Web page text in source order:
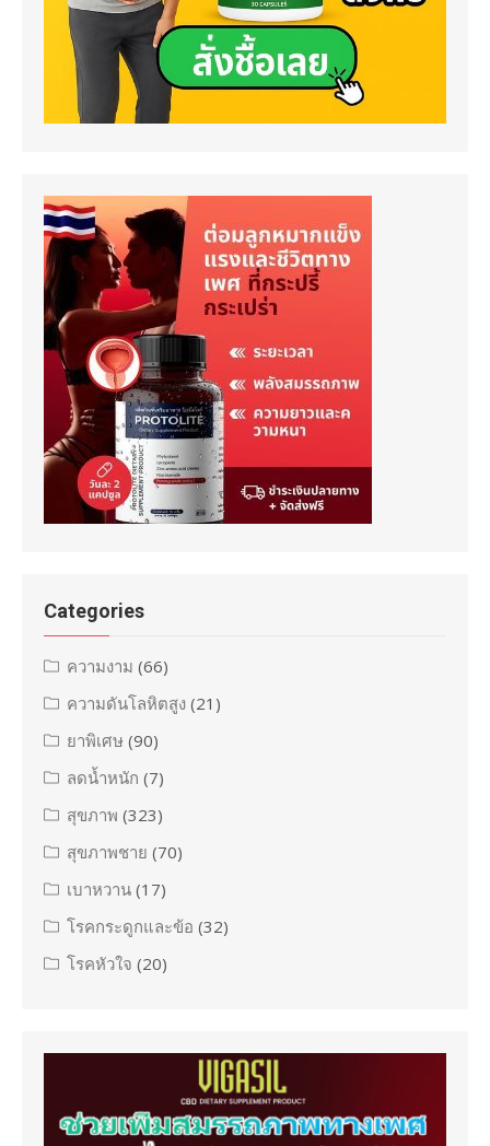
Categories
ความงาม (66)
ความดันโลหิตสูง (21)
ยาพิเศษ (90)
ลดน้ำหนัก (7)
สุขภาพ (323)
สุขภาพชาย (70)
เบาหวาน (17)
โรคกระดูกและข้อ (32)
โรคหัวใจ (20)